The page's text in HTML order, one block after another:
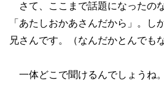
さて、ここまで話題になったの
「あたしおかあさんだから」。し
兄さんです。（なんだかとんでも
一体どこで聞けるんでしょうね